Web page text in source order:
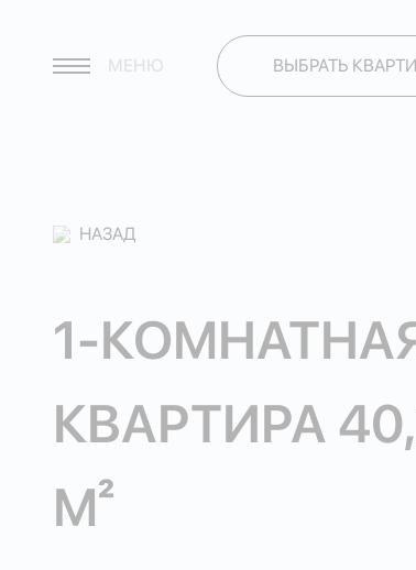
МЕНЮ ВЫБРАТЬ
НАЗАД
1-
КВАРТИРА
М²